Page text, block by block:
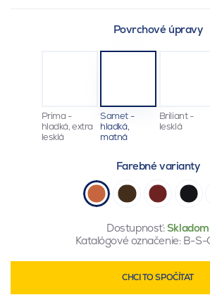
Povrchové úpravy
Prima -
hladká, extra
lesklá
Samet -
hladká,
matná
Briliant -
lesklá
Farebné varianty
Dostupnosť:Skladom
Katalógové označenie: B-S-
CHCI TO SPOČÍTAT